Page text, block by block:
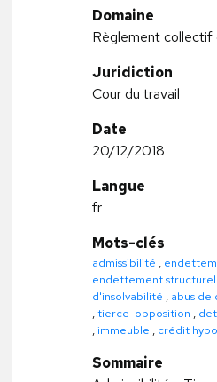
Domaine
Règlement
Juridiction
Cour du travail
Date
20/12/2018
Langue
fr
Mots-clés
admissibilité ,
endettement structurel
d'insolvabilité , abus de
,tierce-opposition ,
, immeuble , crédit
Sommaire